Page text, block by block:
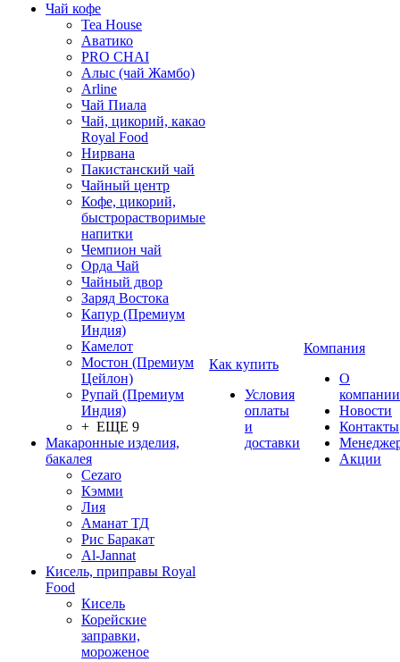
Чай кофе
Tea House
Аватико
PRO CHAI
Алыс (чай Жамбо)
Arline
Чай Пиала
Чай, цикорий, какао
Royal Food
Нирвана
Пакистанский чай
Чайный центр
Кофе, цикорий,
быстрорастворимые
напитки
Чемпион чай
Орда Чай
Чайный двор
Заряд Востока
Капур (Премиум
Индия)
Камелот
Мостон (Премиум
Цейлон)
Рупай (Премиум
Индия)
+ ЕЩЕ 9
Макаронные изделия,
бакалея
Cezaro
Кэмми
Лия
Аманат ТД
Рис Баракат
Al-Jannat
Кисель, приправы Royal
Food
Кисель
Корейские
заправки,
мороженое
Как купить
Условия
оплаты
и
доставки
Компания
О
компании
Новости
Контакты
Акции